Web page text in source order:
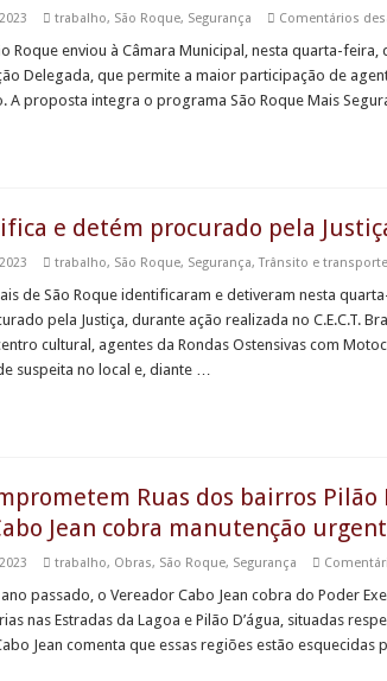
trabalho, São Roque, Segurança Comentários
Roque enviou à Câmara Municipal, nesta quarta-
Delegada, que permite a maior participação de
A proposta integra o programa São Roque Mais
e detém procurado pela
trabalho, São Roque, Segurança,Trânsito e
de São Roque identificaram e detiveram nesta
pela Justiça, durante ação realizada no C.E.C.T.
cultural, agentes da Rondas Ostensivas com
suspeita no local e, diante …
Ruas dos bairros Pilão
Jean cobra manutenção
trabalho, Obras, São Roque, Segurança
passado, o Vereador Cabo Jean cobra do Poder
nas Estradas da Lagoa e Pilão D’água, situadas
Jean comenta que essas regiões estão